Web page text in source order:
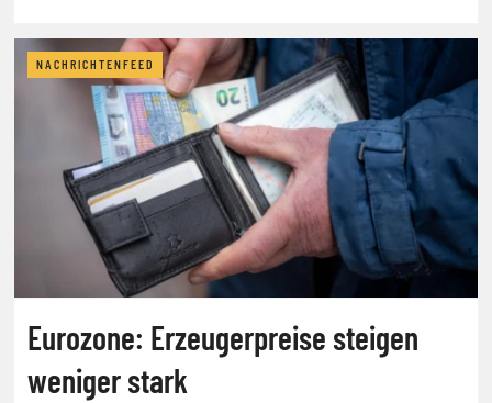
NACHRICHTENFEED
Eurozone: Erzeugerpreise steigen
weniger stark